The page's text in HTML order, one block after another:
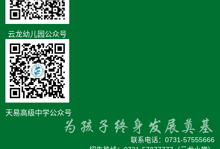
云龙幼儿园公众号
天易高级中学公众号
联系电话： 0731-57555666